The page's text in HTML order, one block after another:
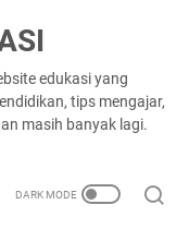
edukasi yang
tips mengajar,
masih banyak lagi.